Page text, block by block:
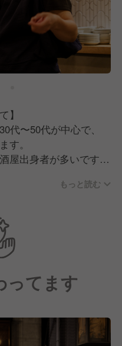
かげさまで多くのお客
寿司とワインのペアリ
きるよう、営業を続け
り上げていただける新
】
代〜50代が中心で、
す。
屋出身者が多いです
態のマネージャー出身
ていること】
やリピーターさんも多
としっかり向き合い、
お店です。
ではなく、あなたの
す。
もっと読む
ってます